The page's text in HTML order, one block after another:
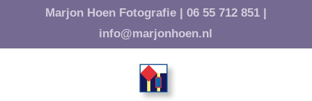
Marjon Hoen Fotografie | 06 55 712 851 |
info@marjonhoen.nl